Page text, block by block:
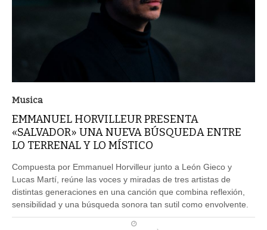
Musica
EMMANUEL HORVILLEUR PRESENTA
«SALVADOR» UNA NUEVA BÚSQUEDA ENTRE
LO TERRENAL Y LO MÍSTICO
Compuesta por Emmanuel Horvilleur junto a León Gieco y
Lucas Martí, reúne las voces y miradas de tres artistas de
distintas generaciones en una canción que combina reflexión,
sensibilidad y una búsqueda sonora tan sutil como envolvente.